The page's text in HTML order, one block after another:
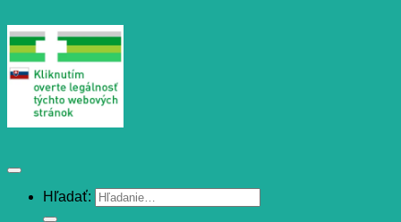
Hľadať: